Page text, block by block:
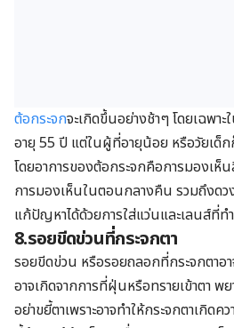
ต้อกระจกจะเกิดขึ้นอย่างช้าๆ โดยเฉพา
อายุ 55 ปี แต่ในผู้ที่อายุน้อย หรือวัยเด็ก
โดยอาการของต้อกระจกคือการมองเห็น
การมองเห็นในตอนกลางคืน รวมถึงดว
แก้ปัญหาได้ด้วยการใส่แว่นและเลนส์ที่
8.รอยขีดข่วนที่กระจกตา
รอยขีดข่วน หรือรอยถลอกที่กระจกตาอ
อาจเกิดจากการที่ฝุ่นหรือทรายเข้าตา พ
อย่าขยี้ตาเพราะอาจทำให้กระจกตาเกิด